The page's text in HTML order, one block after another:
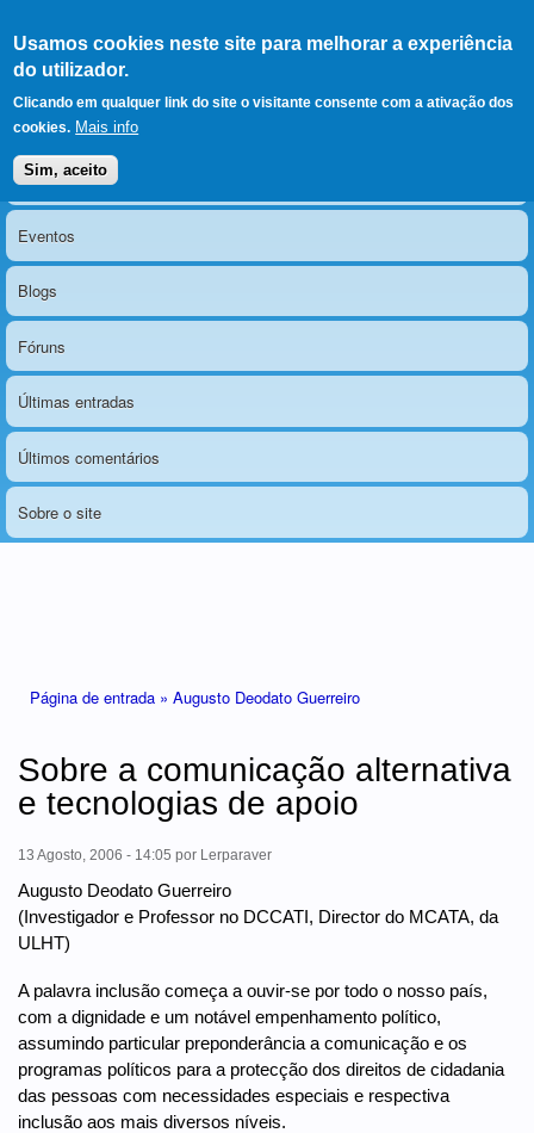
Usamos cookies neste site para melhorar a experiência
do utilizador.
Clicando em qualquer link do site o visitante consente com a ativação dos
cookies. Mais info
Sim, aceito
LERPARAVER , ir para a
página principal
O portal da visão diferente
Menu principal
Notícias
Eventos
Blogs
Fóruns
Últimas entradas
Últimos comentários
Sobre o site
Página de entrada » Augusto Deodato Guerreiro
Sobre a comunicação alternativa
e tecnologias de apoio
13 Agosto, 2006 - 14:05 por Lerparaver
Augusto Deodato Guerreiro
(Investigador e Professor no DCCATI, Director do MCATA, da
ULHT)
A palavra inclusão começa a ouvir-se por todo o nosso país,
com a dignidade e um notável empenhamento político,
assumindo particular preponderância a comunicação e os
programas políticos para a protecção dos direitos de cidadania
das pessoas com necessidades especiais e respectiva
inclusão aos mais diversos níveis.